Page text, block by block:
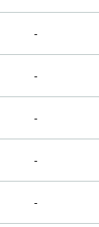
-
-
-
-
-